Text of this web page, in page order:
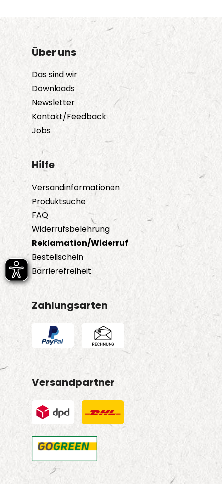
Über uns
Das sind wir
Downloads
Newsletter
Kontakt/Feedback
Jobs
Hilfe
Versandinformationen
Produktsuche
FAQ
Widerrufsbelehrung
Reklamation/Widerruf
Bestellschein
Barrierefreiheit
Zahlungsarten
Versandpartner